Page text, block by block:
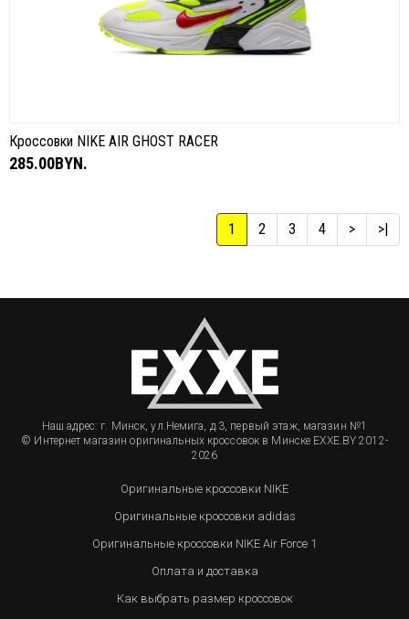
Кроссовки NIKE AIR GHOST RACER
285.00BYN.
1 2 3 4 > >|
Наш адрес: г. Минск, ул.Немига, д.3, первый этаж, магазин №1
© Интернет магазин оригинальных кроссовок в Минске EXXE.BY 2012-
2026
Оригинальные кроссовки NIKE
Оригинальные кроссовки adidas
Оригинальные кроссовки NIKE Air Force 1
Оплата и доставка
Как выбрать размер кроссовок